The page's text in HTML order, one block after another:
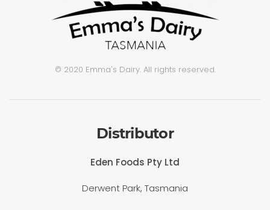
© 2020 Emma's Dairy. All rights reserved.
Distributor
Eden Foods Pty Ltd
Derwent Park, Tasmania